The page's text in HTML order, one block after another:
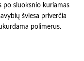
po sluoksnio kuriamas
šviesa priverčia
polimerus.